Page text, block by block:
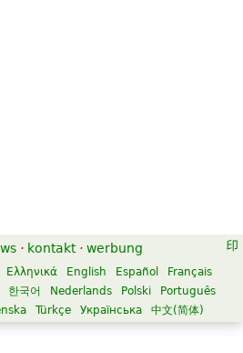
· kontakt · werbung
Ελληνικά English Español
Français
한국어 Nederlands Polski
Português
Türkçe Українська 中文(简体)